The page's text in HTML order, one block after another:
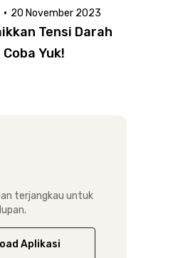
· 20 November 2023
Tensi Darah
Yuk!
terjangkau untuk
Aplikasi